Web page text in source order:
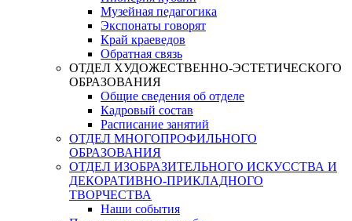
Музейная педагогика
Экспонаты говорят
Край краеведов
Обратная связь
ОТДЕЛ ХУДОЖЕСТВЕННО-ЭСТЕТИЧЕСКОГО
ОБРАЗОВАНИЯ
Общие сведения об отделе
Кадровый состав
Расписание занятий
ОТДЕЛ МНОГОПРОФИЛЬНОГО
ОБРАЗОВАНИЯ
ОТДЕЛ ИЗОБРАЗИТЕЛЬНОГО ИСКУССТВА И
ДЕКОРАТИВНО-ПРИКЛАДНОГО
ТВОРЧЕСТВА
Наши события